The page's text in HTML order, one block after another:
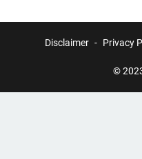
Disclaimer Privacy
©